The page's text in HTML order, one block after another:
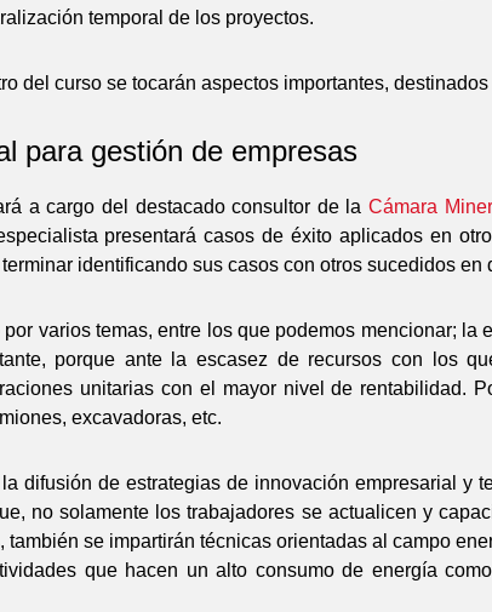
temporal de los proyectos.
del curso se tocarán aspectos importantes,
para gestión de empresas
a cargo del destacado consultor de laCámara
presentará casos de éxito aplicados en
identificando sus casos con otros sucedidos en
varios temas, entre los que podemos mencionar;
porque ante la escasez de recursos con los
unitarias con el mayor nivel de rentabilidad.
excavadoras, etc.
difusión de estrategias de innovación empresarial y
no solamente los trabajadores se actualicen y
también se impartirán técnicas orientadas al campo
que hacen un alto consumo de energía